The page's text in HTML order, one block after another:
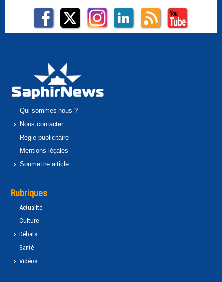
Qui sommes-nous ?
Nous contacter
Régie publicitaire
Mentions légales
Soumettre article
Rubriques
Actualité
Culture
Débats
Santé
Vidéos